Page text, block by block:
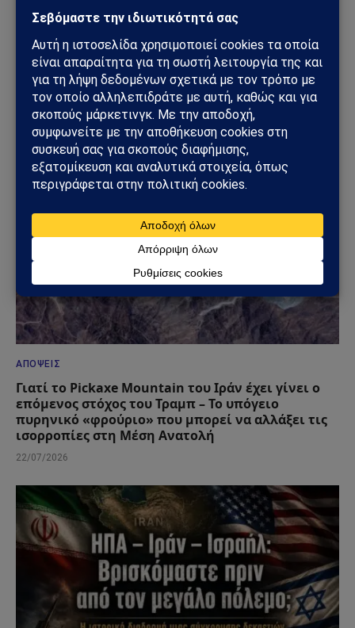
ΑΠΌΨΕΙΣ
Ανάλυση Andrew Korybko: Τι οδηγεί την
προγραμματισμένη επαναστρατιωτικοποίηση
της Γερμανίας ύψους 800 δισεκατομμυρίων ευρώ;
31/07/2026
ΑΠΌΨΕΙΣ
Γιατί το Pickaxe Mountain του Ιράν έχει γίνει ο
επόμενος στόχος του Τραμπ – Το υπόγειο
πυρηνικό «φρούριο» που μπορεί να αλλάξει τις
ισορροπίες στη Μέση Ανατολή
22/07/2026